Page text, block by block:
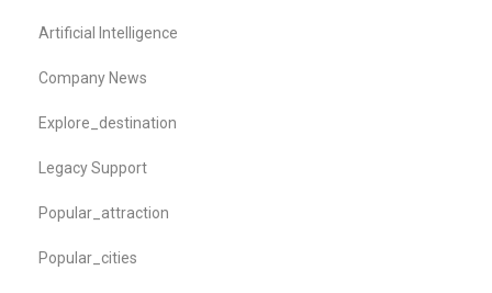
Artificial Intelligence
Company News
Explore_destination
Legacy Support
Popular_attraction
Popular_cities